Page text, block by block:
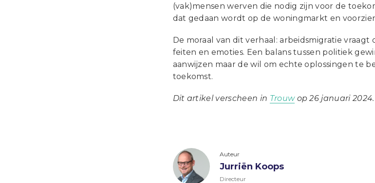
(vak)mensen werven die nodig zijn voor de
dat gedaan wordt op de woningmarkt en
De moraal van dit verhaal: arbeidsmigratie
feiten en emoties. Een balans tussen politiek
aanwijzen maar de wil om echte oplossingen te
toekomst.
Dit artikel verscheen in Trouwop 26 januari 2024.
Auteur
Jurriën Koops
Directeur